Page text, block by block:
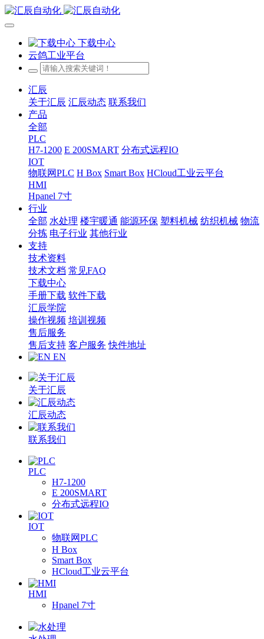
下载中心
云鸽工业平台
汇辰
关于汇辰 汇辰动态 联系我们
产品
全部
PLC
H7-1200 E 200SMART 分布式远程IO
IOT
物联网PLC H Box Smart Box HCloud工业云平台
HMI
Hpanel 7寸
行业
全部 水处理 楼宇暖通 能源环保 塑料机械 纺织机械 物流
分拣 电子行业 其他行业
支持
技术资料
技术文档 常见FAQ
下载中心
手册下载 软件下载
汇辰学院
操作视频 培训视频
售后服务
售后支持 客户服务 快件地址
EN
关于汇辰
汇辰动态
联系我们
PLC
H7-1200
E 200SMART
分布式远程IO
IOT
物联网PLC
H Box
Smart Box
HCloud工业云平台
HMI
Hpanel 7寸